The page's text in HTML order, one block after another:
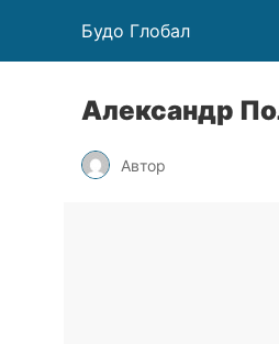
Будо Глобал
Александр
Автор